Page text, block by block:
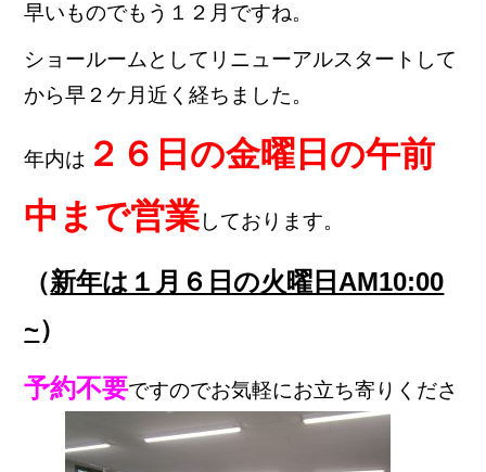
早いものでもう１２月ですね。
ショールームとしてリニューアルスタートして
から早２ケ月近く経ちました。
年内は ２６日の金曜日の午前
中まで営業しております。
（新年は１月６日の火曜日AM10:00
~）
予約不要ですのでお気軽にお立ち寄りくださ